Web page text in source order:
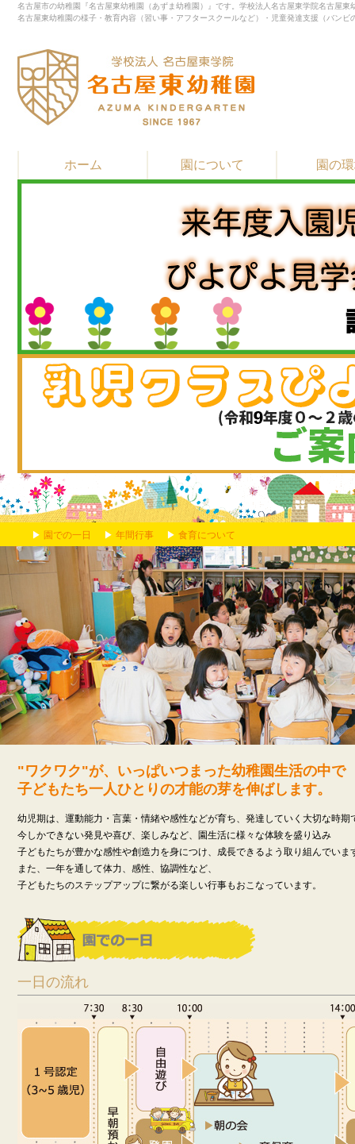
名古屋市の幼稚園『名古屋東幼稚園（あずま幼稚園）』です。学校法人名古屋東学院名古屋
名古屋東幼稚園の様子・教育内容（習い事・アフタースクールなど）・児童発達支援（バン
ホーム 園について 園の
▶ 園での一日 ▶ 年間行事 ▶ 食育について
"ワクワク"が、いっぱいつまった幼稚園生活の中で
子どもたち一人ひとりの才能の芽を伸ばします。
幼児期は、運動能力・言葉・情緒や感性などが育ち、発達していく大切な時期
今しかできない発見や喜び、楽しみなど、園生活に様々な体験を盛り込み
子どもたちが豊かな感性や創造力を身につけ、成長できるよう取り組んでいま
また、一年を通して体力、感性、協調性など、
子どもたちのステップアップに繋がる楽しい行事もおこなっています。
一日の流れ